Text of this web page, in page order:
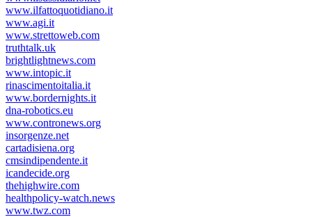
www.ilfattoquotidiano.it
www.agi.it
www.strettoweb.com
truthtalk.uk
brightlightnews.com
www.intopic.it
rinascimentoitalia.it
www.bordernights.it
dna-robotics.eu
www.contronews.org
insorgenze.net
cartadisiena.org
cmsindipendente.it
icandecide.org
thehighwire.com
healthpolicy-watch.news
www.twz.com